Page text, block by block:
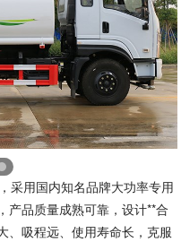
采用国内知名品牌大功率专用
产品质量成熟可靠，设计**合
、吸程远、使用寿命长，克服